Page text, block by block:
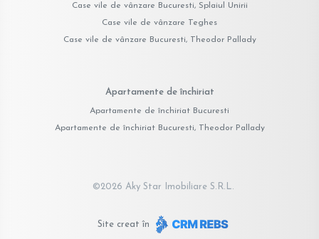
Case vile de vânzare Bucuresti, Splaiul Unirii
Case vile de vânzare Teghes
Case vile de vânzare Bucuresti, Theodor Pallady
Apartamente de închiriat
Apartamente de închiriat Bucuresti
Apartamente de închiriat Bucuresti, Theodor Pallady
©2026 Aky Star Imobiliare S.R.L.
Site creat în